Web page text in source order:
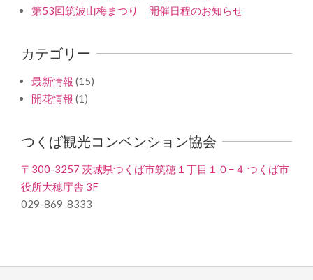
第53回筑波山梅まつり 開催日程のお知らせ
カテゴリー
最新情報 (15)
開花情報 (1)
つくば観光コンベンション協会
〒300-3257 茨城県つくば市筑穂１丁目１０−４ つくば市
役所大穂庁舎 3F
029-869-8333